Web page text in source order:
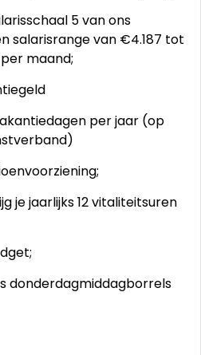
5 van ons
salarisrange van €4.187 tot
maand;
per jaar (op
je jaarlijks 12 vitaliteitsuren
donderdagmiddagborrels